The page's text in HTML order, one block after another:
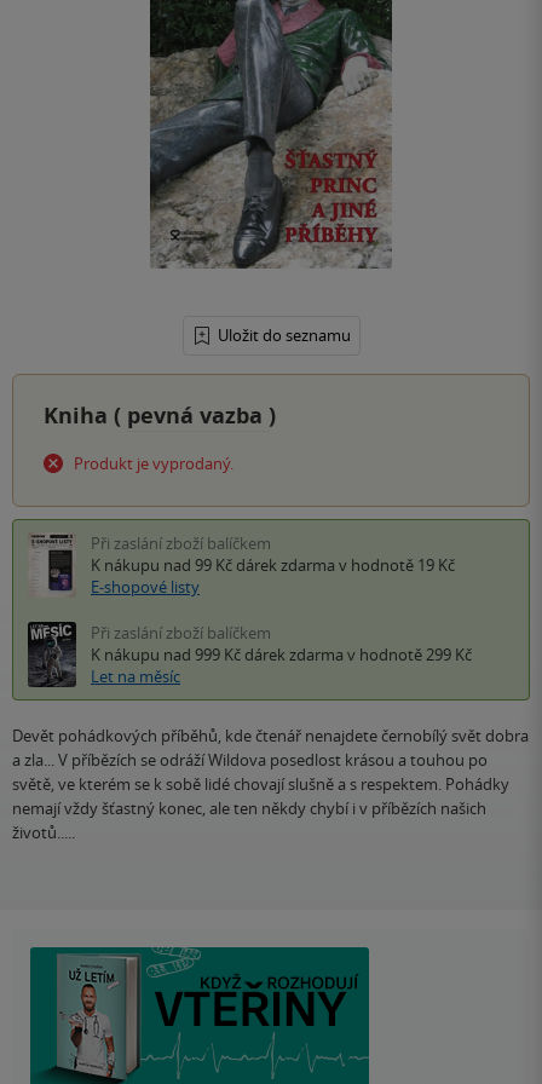
Uložit do seznamu
Kniha ( pevná vazba )
Produkt je vyprodaný.
Při zaslání zboží balíčkem
K nákupu nad 99 Kč dárek zdarma v hodnotě 19 Kč
E-shopové listy
Při zaslání zboží balíčkem
K nákupu nad 999 Kč dárek zdarma v hodnotě 299 Kč
Let na měsíc
Devět pohádkových příběhů, kde čtenář nenajdete černobílý svět dobra
a zla... V příbězích se odráží Wildova posedlost krásou a touhou po
světě, ve kterém se k sobě lidé chovají slušně a s respektem. Pohádky
nemají vždy šťastný konec, ale ten někdy chybí i v příbězích našich
životů.....